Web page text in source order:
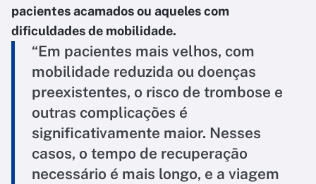
pacientes acamados ou aqueles com
dificuldades de mobilidade.
“Em pacientes mais velhos, com
mobilidade reduzida ou doenças
preexistentes, o risco de trombose e
outras complicações é
significativamente maior. Nesses
casos, o tempo de recuperação
necessário é mais longo, e a viagem